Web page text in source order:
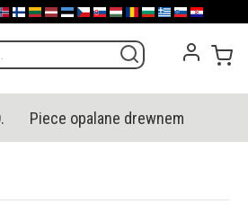
SuomiLietuva
LatvijaEestiČeskoSlovensko
Magyarország
România
България
Ελλάδα
Slovenija
Hrvatska
Piece opalane drewnem